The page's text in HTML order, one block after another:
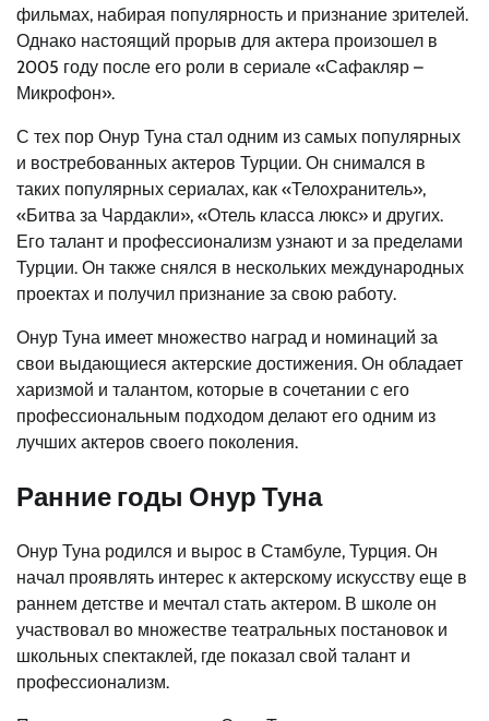
фильмах, набирая популярность и признание зрителей.
Однако настоящий прорыв для актера произошел в
2005 году после его роли в сериале «Сафакляр –
Микрофон».
С тех пор Онур Туна стал одним из самых популярных
и востребованных актеров Турции. Он снимался в
таких популярных сериалах, как «Телохранитель»,
«Битва за Чардакли», «Отель класса люкс» и других.
Его талант и профессионализм узнают и за пределами
Турции. Он также снялся в нескольких международных
проектах и получил признание за свою работу.
Онур Туна имеет множество наград и номинаций за
свои выдающиеся актерские достижения. Он обладает
харизмой и талантом, которые в сочетании с его
профессиональным подходом делают его одним из
лучших актеров своего поколения.
Ранние годы Онур Туна
Онур Туна родился и вырос в Стамбуле, Турция. Он
начал проявлять интерес к актерскому искусству еще в
раннем детстве и мечтал стать актером. В школе он
участвовал во множестве театральных постановок и
школьных спектаклей, где показал свой талант и
профессионализм.